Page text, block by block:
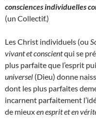
consciences individuelles
(un Collectif.)
Les Christ individuels (ou
vivant et conscientqui se
plus parfaite que l’esprit
universel (Dieu) donne
dont les plus parfaites
incarnent parfaitement
de mieuxen esprit et en